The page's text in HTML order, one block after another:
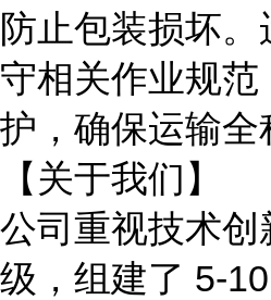
防止包装损坏
守相关作业规
护，确保运输全
【关于我们】
公司重视技术创
级，组建了 5-